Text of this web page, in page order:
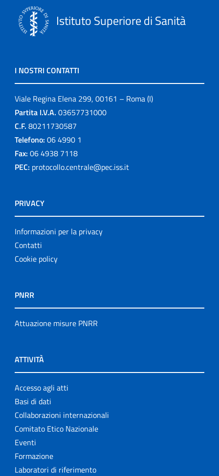
Istituto Superiore di Sanità
I NOSTRI CONTATTI
Viale Regina Elena 299, 00161 – Roma (I)
Partita I.V.A. 03657731000
C.F. 80211730587
Telefono: 06 4990 1
Fax: 06 4938 7118
PEC: protocollo.centrale@pec.iss.it
PRIVACY
Informazioni per la privacy
Contatti
Cookie policy
PNRR
Attuazione misure PNRR
ATTIVITÀ
Accesso agli atti
Basi di dati
Collaborazioni internazionali
Comitato Etico Nazionale
Eventi
Formazione
Laboratori di riferimento